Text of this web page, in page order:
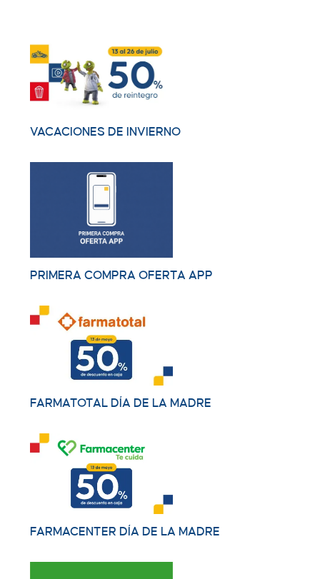
VACACIONES DE INVIERNO
PRIMERA COMPRA OFERTA APP
FARMATOTAL DÍA DE LA MADRE
FARMACENTER DÍA DE LA MADRE